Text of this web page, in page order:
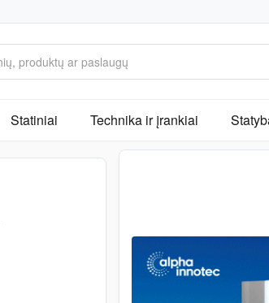
Statiniai Technika ir įrankiai